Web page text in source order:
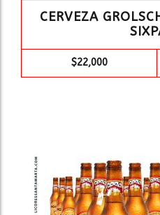
CERVEZA
$22,000